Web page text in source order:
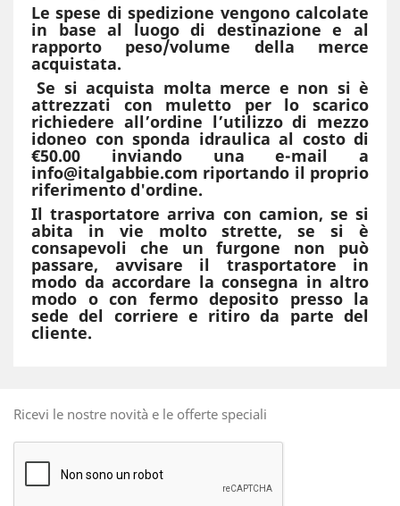
Le spese di spedizione vengono calcolate
in base al luogo di destinazione e al
rapporto peso/volume della merce
acquistata.
Se si acquista molta merce e non si è
attrezzati con muletto per lo scarico
richiedere all’ordine l’utilizzo di mezzo
idoneo con sponda idraulica al costo di
€50.00 inviando una e-mail a
info@italgabbie.com riportando il proprio
riferimento d'ordine.
Il trasportatore arriva con camion, se si
abita in vie molto strette, se si è
consapevoli che un furgone non può
passare, avvisare il trasportatore in
modo da accordare la consegna in altro
modo o con fermo deposito presso la
sede del corriere e ritiro da parte del
cliente.
Ricevi le nostre novità e le offerte speciali